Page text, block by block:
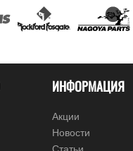
ИНФОРМАЦИЯ
Акции
Новости
Статьи